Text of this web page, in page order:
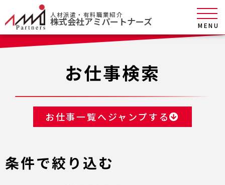
人材派遣・有料職業紹介
株式会社アミパートナーズ MENU
お仕事検索
お仕事一覧へジャンプする
条件で絞り込む